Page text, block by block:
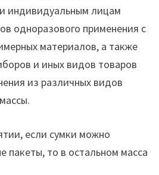
индивидуальным лицам
одноразового применения с
материалов, а также
и иных видов товаров
из различных видов
если сумки можно
пакеты, то в остальном масса